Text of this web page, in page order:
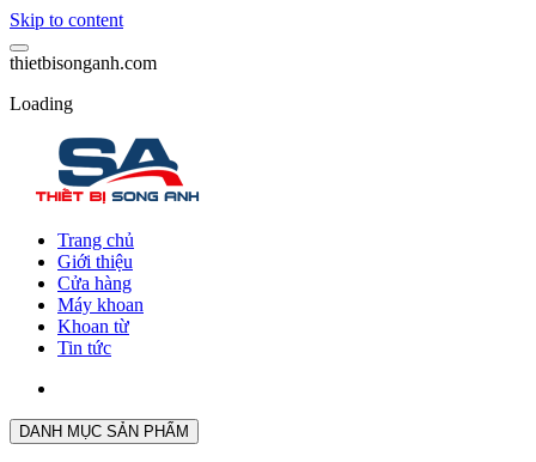
Skip to content
thietbisonganh.com
Loading
Trang chủ
Giới thiệu
Cửa hàng
Máy khoan
Khoan từ
Tin tức
DANH MỤC SẢN PHẨM